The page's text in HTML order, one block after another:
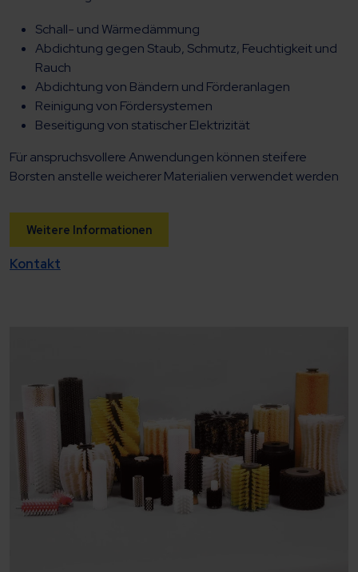
Schall- und Wärmedämmung
Abdichtung gegen Staub, Schmutz, Feuchtigkeit und
Rauch
Abdichtung von Bändern und Förderanlagen
Reinigung von Fördersystemen
Beseitigung von statischer Elektrizität
Für anspruchsvollere Anwendungen können steifere
Borsten anstelle weicherer Materialien verwendet werden
Weitere Informationen
Kontakt